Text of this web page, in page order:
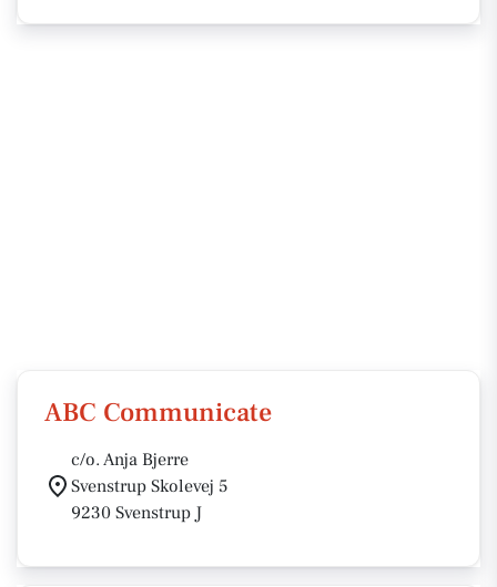
ABC Communicate
c/o. Anja Bjerre
Svenstrup Skolevej 5
9230 Svenstrup J